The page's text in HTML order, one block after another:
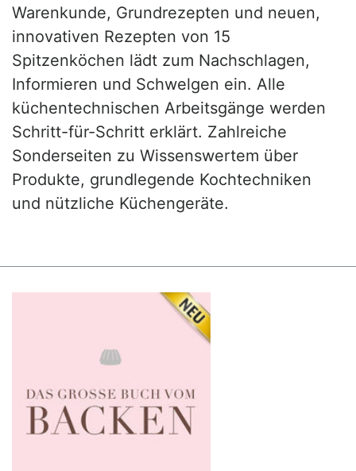
Warenkunde, Grundrezepten und neuen,
innovativen Rezepten von 15
Spitzenköchen lädt zum Nachschlagen,
Informieren und Schwelgen ein. Alle
küchentechnischen Arbeitsgänge werden
Schritt-für-Schritt erklärt. Zahlreiche
Sonderseiten zu Wissenswertem über
Produkte, grundlegende Kochtechniken
und nützliche Küchengeräte.